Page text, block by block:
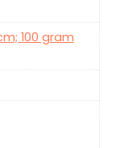
100 gram